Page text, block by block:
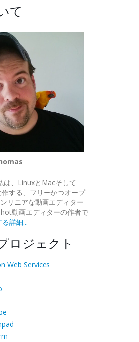
て
は、LinuxとMacそして
する、フリーかつオープ
リニアな動画エディター
動画エディターの作者で
詳細...
ロジェクト
Web Services